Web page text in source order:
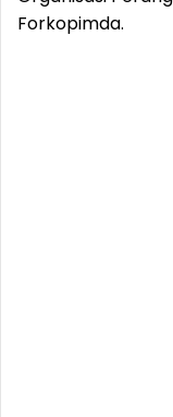
Forkopimda.